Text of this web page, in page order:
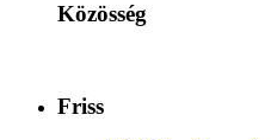
Közösség
Friss